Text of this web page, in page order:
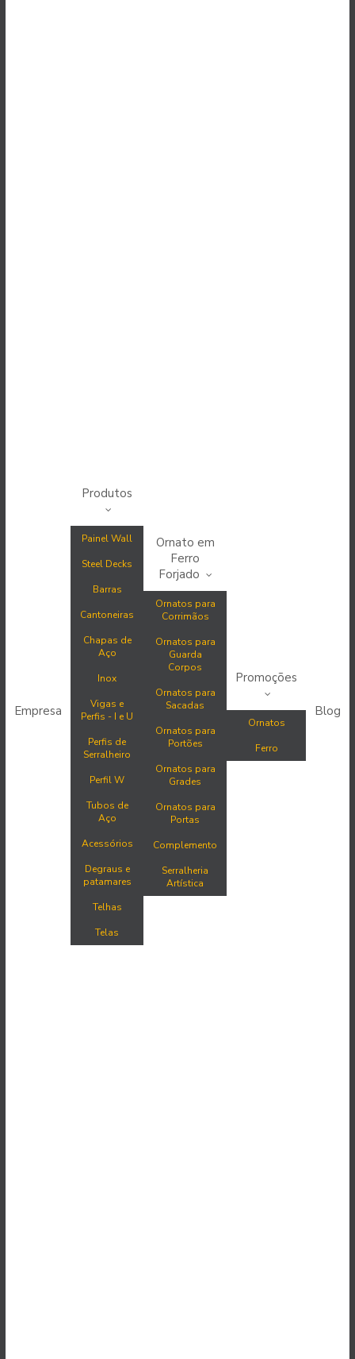
Empresa
Produtos
Painel Wall
Steel Decks
Barras
Cantoneiras
Chapas de
Aço
Inox
Vigas e
Perfis - I e U
Perfis de
Serralheiro
Perfil W
Tubos de
Aço
Acessórios
Degraus e
patamares
Telhas
Telas
Ornato em
Ferro
Forjado
Ornatos para
Corrimãos
Ornatos para
Guarda
Corpos
Ornatos para
Sacadas
Ornatos para
Portões
Ornatos para
Grades
Ornatos para
Portas
Complemento
Serralheria
Artística
Promoções
Ornatos
Ferro
Blog